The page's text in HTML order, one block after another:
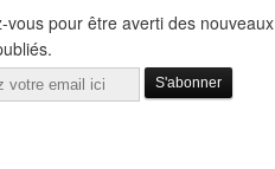
vous pour être averti des nouveaux